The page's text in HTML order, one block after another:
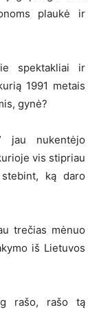
plaukė ir
spektakliai ir
1991 metais
gynė?
jau nukentėjo
vis stipriau
ką daro
trečias mėnuo
iš Lietuvos
rašo, rašo tą